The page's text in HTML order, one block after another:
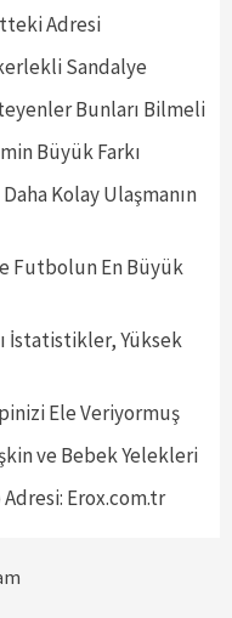
Adresi
Sandalye
Bunları Bilmeli
Büyük Farkı
Kolay Ulaşmanın
Futbolun En Büyük
İstatistikler, Yüksek
Ele Veriyormuş
ve Bebek Yelekleri
Erox.com.tr